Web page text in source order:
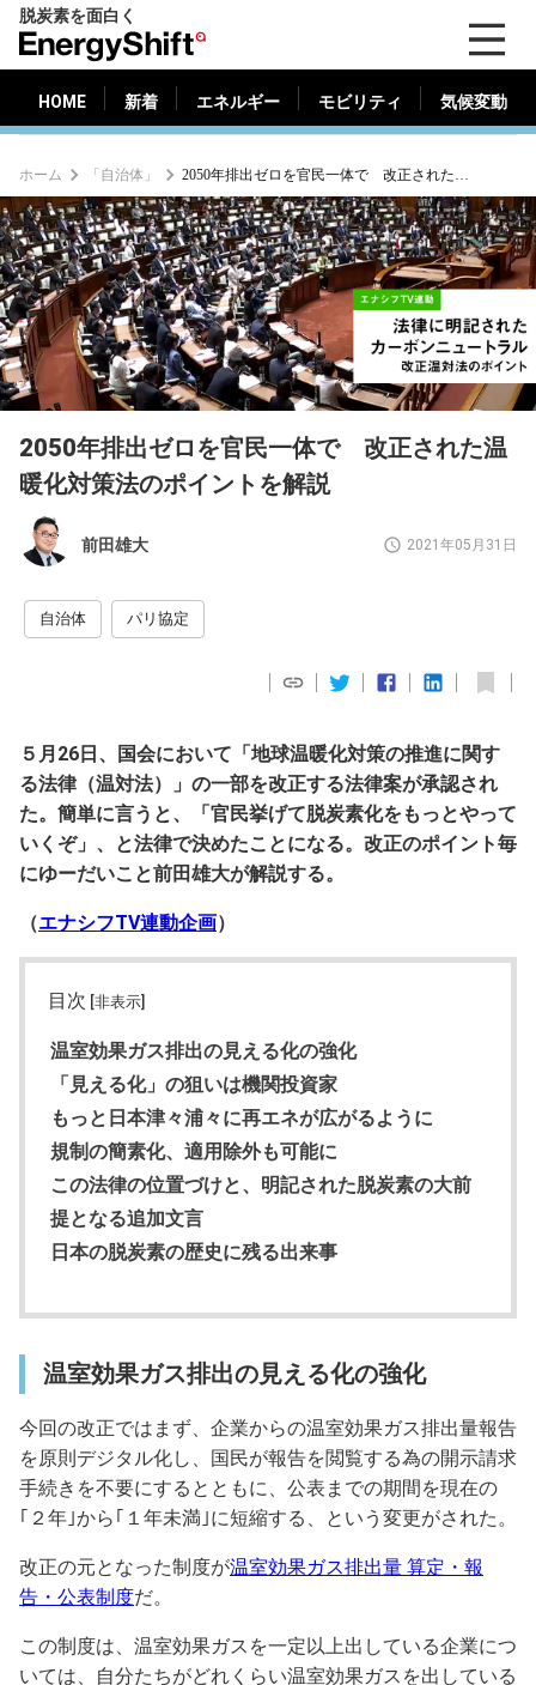
脱炭素を面白く
ナ
ジ
ー
フ
ト）
HOME 新着 エネルギー モビリティ 気候変動
新着 エネルギー 気候変動
ホーム 「自治体」 2050年排出ゼロを官民一体で 改正された温暖化対策法のポイントを解説
2050年排出ゼロを官民一体で 改正された温
暖化対策法のポイントを解説
前田雄大 2021年05月31日
自治体 パリ協定
５月26日、国会において「地球温暖化対策の推進に関す
る法律（温対法）」の一部を改正する法律案が承認され
た。簡単に言うと、「官民挙げて脱炭素化をもっとやって
いくぞ」、と法律で決めたことになる。改正のポイント毎
にゆーだいこと前田雄大が解説する。
（エナシフTV連動企画）
目次 [非表示]
温室効果ガス排出の見える化の強化
「見える化」の狙いは機関投資家
もっと日本津々浦々に再エネが広がるように
規制の簡素化、適用除外も可能に
この法律の位置づけと、明記された脱炭素の大前
提となる追加文言
日本の脱炭素の歴史に残る出来事
温室効果ガス排出の見える化の強化
今回の改正ではまず、企業からの温室効果ガス排出量報告
を原則デジタル化し、国民が報告を閲覧する為の開示請求
手続きを不要にするとともに、公表までの期間を現在の
｢２年｣から｢１年未満｣に短縮する、という変更がされた。
改正の元となった制度が温室効果ガス排出量 算定・報
告・公表制度だ。
この制度は、温室効果ガスを一定以上出している企業につ
いては、自分たちがどれくらい温室効果ガスを出している